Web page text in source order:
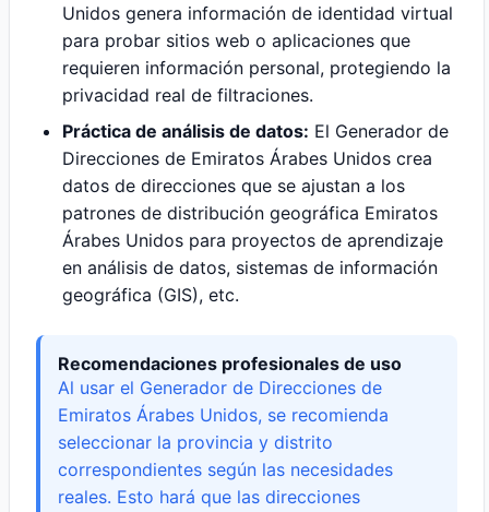
Unidos genera información de identidad virtual
para probar sitios web o aplicaciones que
requieren información personal, protegiendo la
privacidad real de filtraciones.
Práctica de análisis de datos: El Generador de
Direcciones de Emiratos Árabes Unidos crea
datos de direcciones que se ajustan a los
patrones de distribución geográfica Emiratos
Árabes Unidos para proyectos de aprendizaje
en análisis de datos, sistemas de información
geográfica (GIS), etc.
Recomendaciones profesionales de uso
Al usar el Generador de Direcciones de
Emiratos Árabes Unidos, se recomienda
seleccionar la provincia y distrito
correspondientes según las necesidades
reales. Esto hará que las direcciones